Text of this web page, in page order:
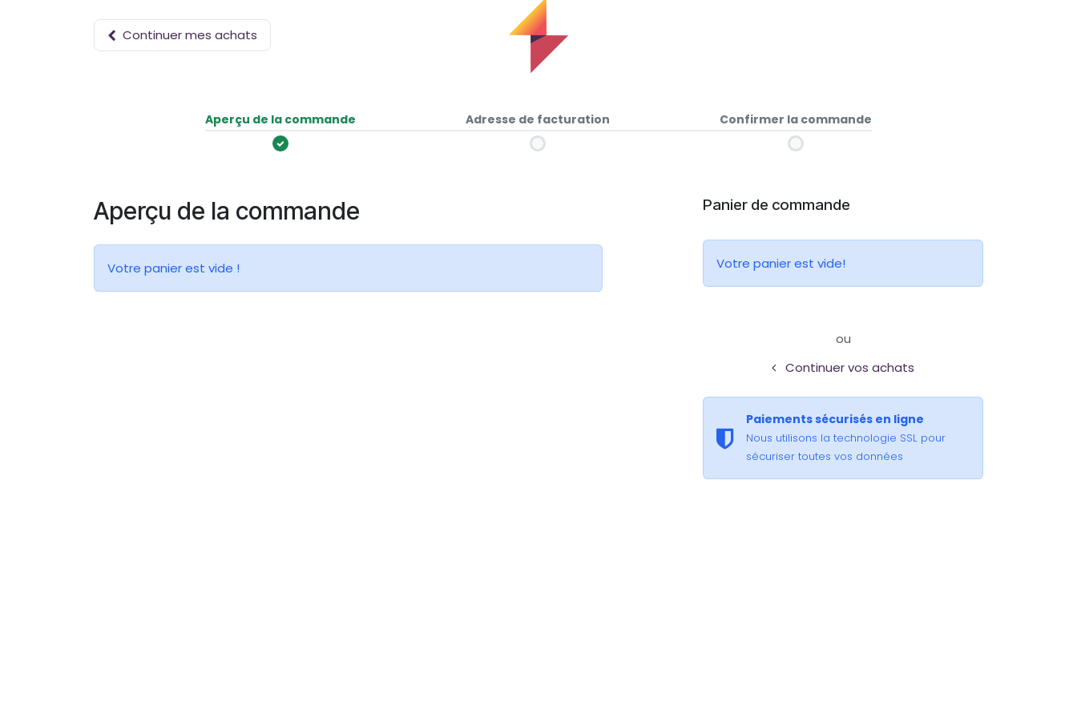
Continuer mes achats
Aperçu de la commande Adresse de facturation Confirmer la commande
Panier de commande
Votre panier est vide!
ou
Continuer vos achats
Paiements sécurisés en ligne
Nous utilisons la technologie SSL pour
sécuriser toutes vos données
Aperçu de la commande
Votre panier est vide !